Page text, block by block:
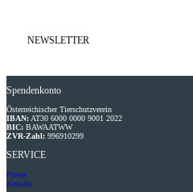
NEWSLETTER
Spendenkonto
Österreichischer Tierschutzverein
IBAN:AT30 6000 0000 9001 2022
BIC: BAWAATWW
ZVR-Zahl: 996910299
SERVICE
Presse
Kontakt